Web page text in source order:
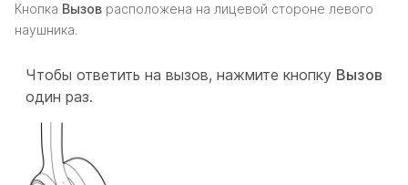
Кнопка Вызов расположена на лицевой стороне левого
наушника.
Чтобы ответить на вызов, нажмите кнопку Вызов
один раз.